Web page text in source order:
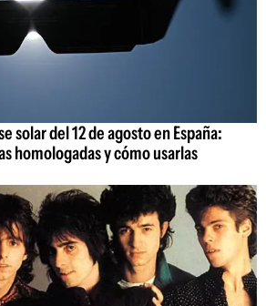
solar del 12 de agosto en España:
homologadas y cómo usarlas